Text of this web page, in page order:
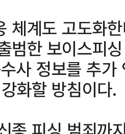
체계도 고도화
범한 보이스피
사 정보를 추
화할 방침이다.